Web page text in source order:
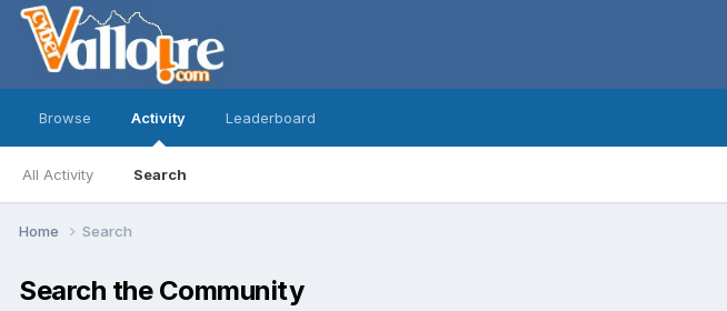
Browse Activity
All Activity Search
Leaderboard
Home Search
Search the Community